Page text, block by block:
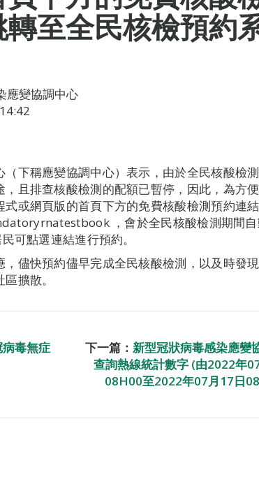
至全民核檢預約
應變協調中心
下稱應變協調中心）表示，由於全民核酸檢
且排查核酸檢測的配額已暫停，因此，為方
或網頁版的首頁下方的免費核酸檢測預約連結
，會於全民核酸檢測期間自
可點選連結進行預約。
儘快預約儘早完成全民核酸檢測，以及時發
擴散。
毒無症
下一篇： 新型冠狀病毒感染應變
查詢熱線統計數字 (由2022年
08H00至2022年07月17日